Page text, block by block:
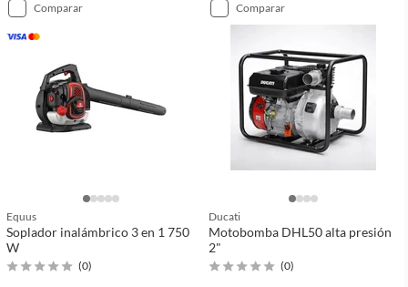
comparar
Equus
Soplador inalámbrico 3 en 1 750
W
(0)
comparar
Ducati
Motobomba DHL50 alta presión
2"
(0)